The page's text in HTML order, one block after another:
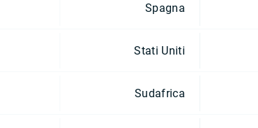
Spagna
Stati Uniti
Sudafrica